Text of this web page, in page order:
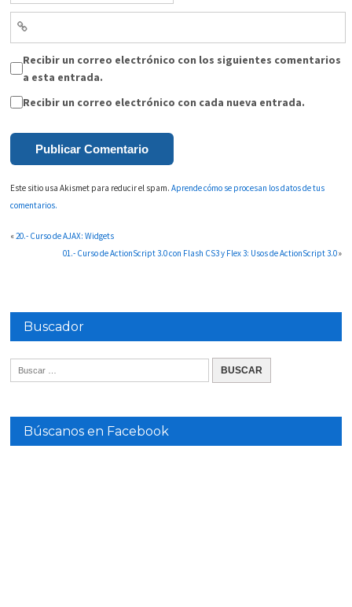
Recibir un correo electrónico con los siguientes comentarios
a esta entrada.
Recibir un correo electrónico con cada nueva entrada.
Este sitio usa Akismet para reducir el spam.Aprende cómo se procesan los datos de tus
comentarios.
«20.- Curso de AJAX: Widgets
01.- Curso de ActionScript 3.0 con Flash CS3 y Flex 3: Usos de ActionScript 3.0»
Buscador
Búscanos en Facebook